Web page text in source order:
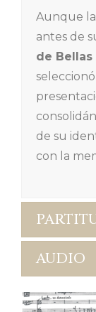
Aunque
antes de
de Bellas
de su
con la
AUDIO